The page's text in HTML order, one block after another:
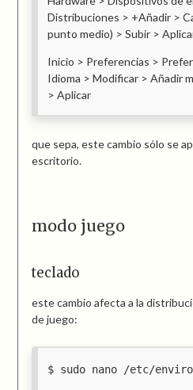
Distribuciones > +Añadir >
punto medio) > Subir >
Inicio > Preferencias >
Idioma > Modificar > Añadir
> Aplicar
que sepa, este cambio sólo se
escritorio.
modo juego
teclado
este cambio afecta a la
de juego:
sudo nano /etc/